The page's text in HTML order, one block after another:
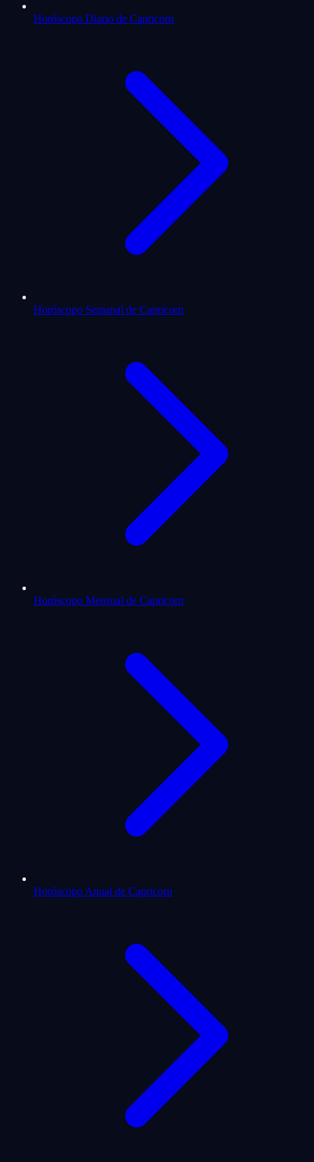
Horóscopo Diario de Capricorn
Horóscopo Semanal de Capricorn
Horóscopo Mensual de Capricorn
Horóscopo Anual de Capricorn